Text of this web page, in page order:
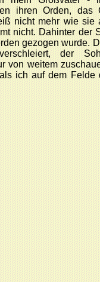
ihren Orden, das
nicht mehr wie sie
nicht. Dahinter der
gezogen wurde.
der
von weitem
ich auf dem Felde